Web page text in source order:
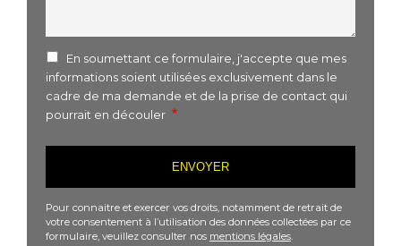
En soumettant ce formulaire, j'accepte que mes
informations soient utilisées exclusivement dans le
cadre de ma demande et de la prise de contact qui
pourrait en découler
Pour connaitre et exercer vos droits, notamment de retrait de
votre consentement à l’utilisation des données collectées par ce
formulaire, veuillez consulter nos mentions légales